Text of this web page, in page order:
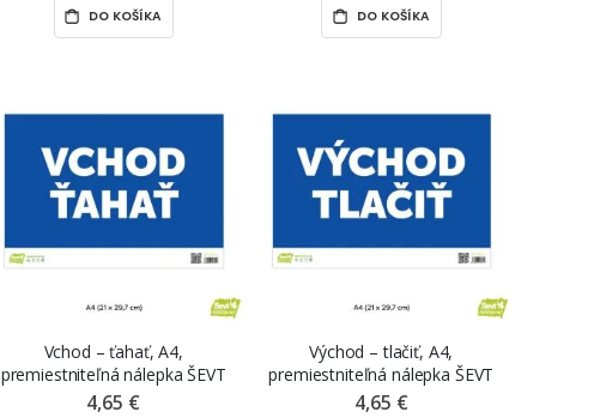
DO KOŠÍKA DO KOŠÍKA
Vchod – ťahať, A4,
premiestniteľná nálepka ŠEVT
NANO print
4,65 €
Východ – tlačiť, A4,
premiestniteľná nálepka ŠEVT
NANO print
4,65 €